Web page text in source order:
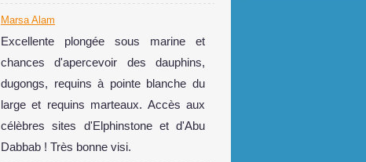
Marsa Alam
Excellente plongée sous marine et
chances d'apercevoir des dauphins,
dugongs, requins à pointe blanche du
large et requins marteaux. Accès aux
célèbres sites d'Elphinstone et d'Abu
Dabbab ! Très bonne visi.